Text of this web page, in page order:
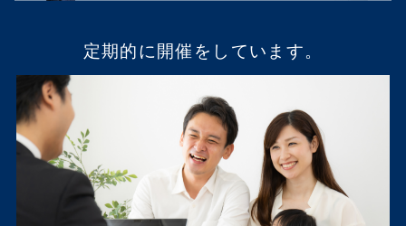
定期的に開催をしています。